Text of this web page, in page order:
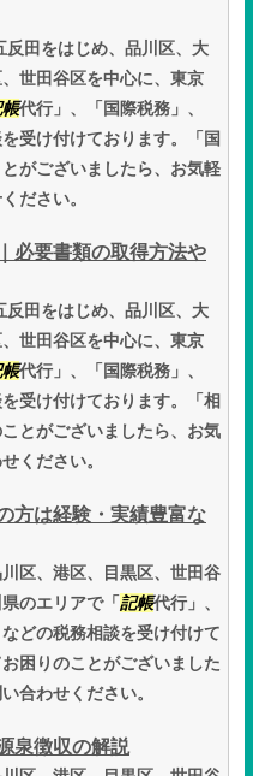
田をはじめ、品川区、大
世田谷区を中心に、東京
代行」、「国際税務」、
受け付けております。「国
がございましたら、お気軽
ださい。
必要書類の取得方法や
田をはじめ、品川区、大
世田谷区を中心に、東京
代行」、「国際税務」、
受け付けております。「相
とがございましたら、お気
ください。
方は経験・実績豊富な
区、港区、目黒区、世田谷
のエリアで「 記帳代行」、
どの税務相談を受け付けて
困りのことがございました
合わせください。
泉徴収の解説